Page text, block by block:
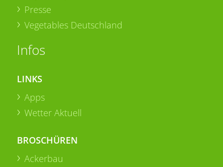
Presse
Vegetables Deutschland
Infos
LINKS
Apps
Wetter Aktuell
BROSCHÜREN
Ackerbau